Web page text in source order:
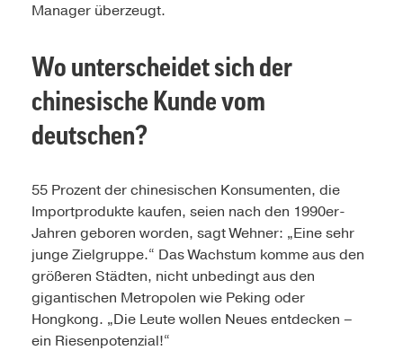
Manager überzeugt.
Wo unterscheidet sich der
chinesische Kunde vom
deutschen?
55 Prozent der chinesischen Konsumenten, die
Importprodukte kaufen, seien nach den 1990er-
Jahren geboren worden, sagt Wehner: „Eine sehr
junge Zielgruppe.“ Das Wachstum komme aus den
größeren Städten, nicht unbedingt aus den
gigantischen Metropolen wie Peking oder
Hongkong. „Die Leute wollen Neues entdecken –
ein Riesenpotenzial!“